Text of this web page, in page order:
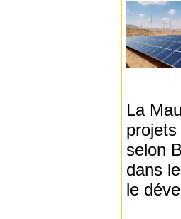
La
selon
dans
le